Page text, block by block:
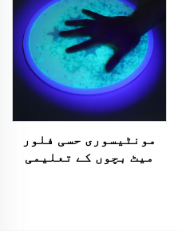
مونٹیسوری حسی فلور
میٹ بچوں کے تعلیمی